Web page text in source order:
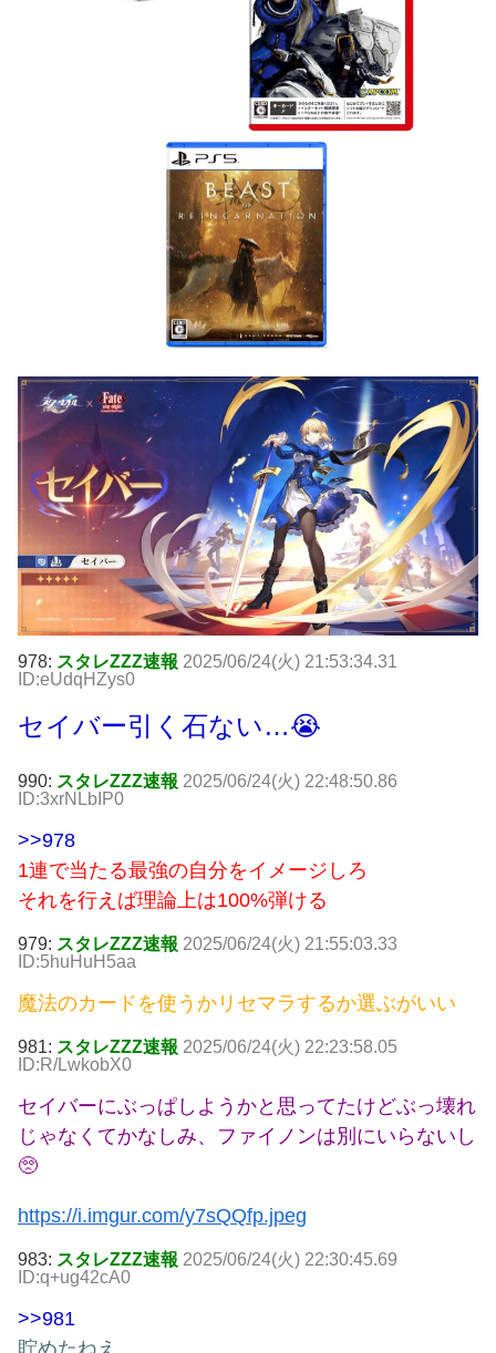
978: スタレZZZ速報 2025/06/24(火) 21:53:34.31
ID:eUdqHZys0
セイバー引く石ない…😭
990: スタレZZZ速報 2025/06/24(火) 22:48:50.86
ID:3xrNLbIP0
>>978
1連で当たる最強の自分をイメージしろ
それを行えば理論上は100%弾ける
979: スタレZZZ速報 2025/06/24(火) 21:55:03.33
ID:5huHuH5aa
魔法のカードを使うかリセマラするか選ぶがいい
981: スタレZZZ速報 2025/06/24(火) 22:23:58.05
ID:R/LwkobX0
セイバーにぶっぱしようかと思ってたけどぶっ壊れ
じゃなくてかなしみ、ファイノンは別にいらないし
🥺
https://i.imgur.com/y7sQQfp.jpeg
983: スタレZZZ速報 2025/06/24(火) 22:30:45.69
ID:q+ug42cA0
>>981